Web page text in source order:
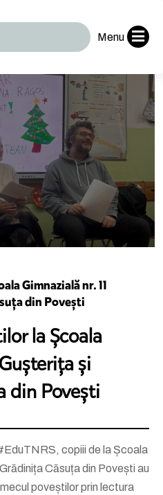
Menu
Gimnazială nr. 11
din Povești
la Școala
și
din Povești
copiii de la Școala
Căsuța din Povești au
poveștilor prin lectura